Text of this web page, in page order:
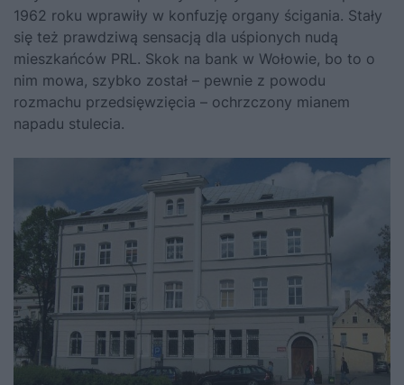
1962 roku wprawiły w konfuzję organy ścigania. Stały
się też prawdziwą sensacją dla uśpionych nudą
mieszkańców PRL. Skok na bank w Wołowie, bo to o
nim mowa, szybko został – pewnie z powodu
rozmachu przedsięwzięcia – ochrzczony mianem
napadu stulecia.